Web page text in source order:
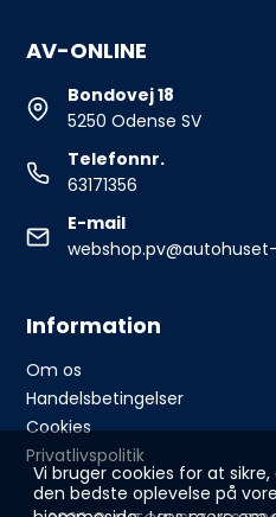
Vi bruger cookies for at
den bedste oplevelse på
AV-ONLINE
Bondovej 18
5250 Odense SV
Telefonnr.
63171356
E-mail
Information
Om os
Handelsbetingelser
Cookies
Privatlivspolitik